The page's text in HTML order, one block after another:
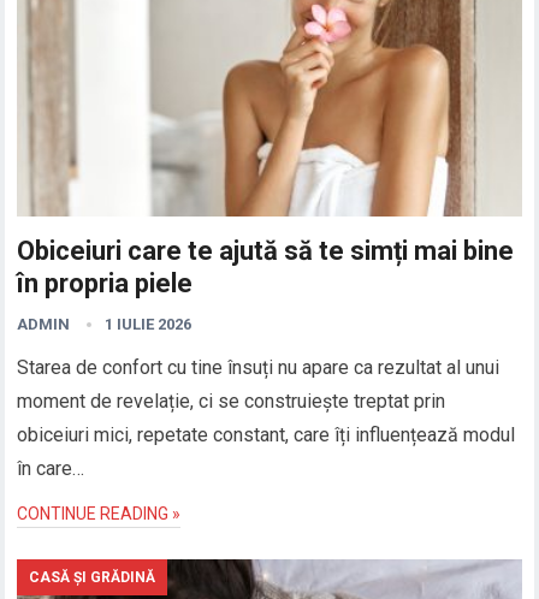
Obiceiuri care te ajută să te simți mai bine
în propria piele
ADMIN 1 IULIE 2026
Starea de confort cu tine însuți nu apare ca rezultat al unui
moment de revelație, ci se construiește treptat prin
obiceiuri mici, repetate constant, care îți influențează modul
în care…
CONTINUE READING »
CASĂ ȘI GRĂDINĂ